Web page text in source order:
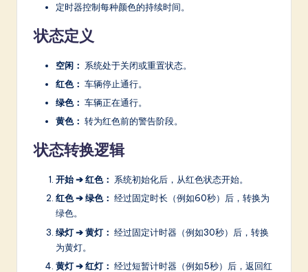
定时器控制每种颜色的持续时间。
状态定义
空闲： 系统处于关闭或重置状态。
红色： 车辆停止通行。
绿色： 车辆正在通行。
黄色： 转为红色前的警告阶段。
状态转换逻辑
开始 ➔ 红色： 系统初始化后，从红色状态开始。
红色 ➔ 绿色： 经过固定时长（例如60秒）后，转换为
绿色。
绿灯 ➔ 黄灯： 经过固定计时器（例如30秒）后，转换
为黄灯。
黄灯 ➔ 红灯： 经过短暂计时器（例如5秒）后，返回红